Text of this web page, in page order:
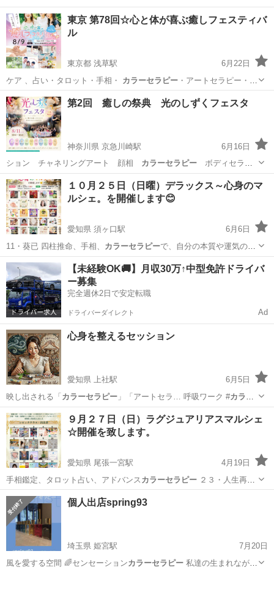
東京 第78回☆心と体が喜ぶ癒しフェスティバ
ル
東京都 浅草駅
6月22日
ケア 、占い・タロット・手相・ カラーセラピー・アートセラピー・美
容・各種ヒーリ…
東京 台東区 浅草駅 地域/お祭り フェスティバル
第2回 癒しの祭典 光のしずくフェスタ
神奈川県 京急川崎駅
6月16日
ション チャネリングアート 顔相 カラーセラピーボディセラピ
ー 小顔リフト …
神奈川 川崎市 京急川崎駅 地域/お祭り フェスタ
１０月２５日（日曜）デラックス～心身のマ
ルシェ。を開催します😊
愛知県 須ヶ口駅
6月6日
11・葵已 四柱推命、手相、 カラーセラピーで、自分の本質や運気の流
れを多角的…
愛知 あま市 須ヶ口駅 その他 マルシェ
【未経験OK🚚】月収30万↑中型免許ドライバ
ー募集
完全週休2日で安定転職
ドライバーダイレクト Ad
心身を整えるセッション
愛知県 上社駅
6月5日
映し出される「 カラーセラピー」「アートセラ… 呼吸ワーク #カラー
セラピー#アートセラ…
愛知 名古屋市 上社駅 その他 モザイクタイル
９月２７日（日）ラグジュアリアスマルシェ
☆開催を致します。
愛知県 尾張一宮駅
4月19日
手相鑑定、タロット占い、アドバンス カラーセラピー２３・人生再起
動コーチ…
愛知 一宮市 尾張一宮駅
個人出店spring93
埼玉県 姫宮駅
7月20日
風を愛する空間 🌈センセーションカラーセラピー私達の生まれながら